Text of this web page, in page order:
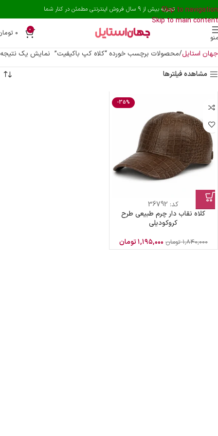
Skip to navigation
Skip to main content
تجربه بیش از 9 سال فروش اینترنتی مطمئن در کنار شما
0 ۰
جهان استایل محصولات برچسب خورده “کلاه کپ باکیفیت” نمایش یک نتیجه
مشاهده فیلترها
-35%
کد: 36792
کلاه نقاب دار چرم طبیعی طرح
کروکودیلی
۱,۸۴۰,۰۰۰ تومان ۱,۱۹۵,۰۰۰تومان